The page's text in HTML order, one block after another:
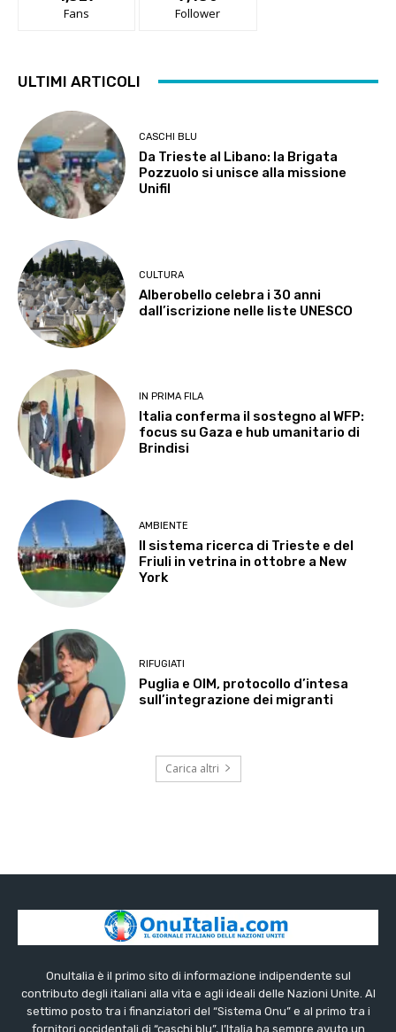
Fans Follower
ULTIMI ARTICOLI
CASCHI BLU
Da Trieste al Libano: la Brigata
Pozzuolo si unisce alla missione
Unifil
CULTURA
Alberobello celebra i 30 anni
dall’iscrizione nelle liste UNESCO
IN PRIMA FILA
Italia conferma il sostegno al WFP:
focus su Gaza e hub umanitario di
Brindisi
AMBIENTE
Il sistema ricerca di Trieste e del
Friuli in vetrina in ottobre a New
York
RIFUGIATI
Puglia e OIM, protocollo d’intesa
sull’integrazione dei migranti
Carica altri
OnuItalia è il primo sito di informazione indipendente sul
contributo degli italiani alla vita e agli ideali delle Nazioni Unite. Al
settimo posto tra i finanziatori del “Sistema Onu” e al primo tra i
fornitori occidentali di “caschi blu”, l’Italia ha sempre avuto un